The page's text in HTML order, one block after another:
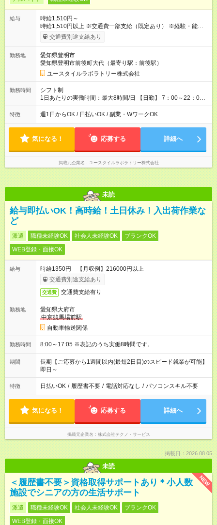
給与
時給1,510円～
時給1,510円以上 ※交通費一部支給（既定あり） ※経験・能力を
考慮して決定します 【収入例】 週1回勤務の場合：1,510円×8時
間×4回=4万8,320円 週3回勤務の場合：1,510円×8時間×12回
1,600円 【試用期間】試用期間あり 試用期間の長さ：2ヶ月
※ 雇用形態と給与に、本採用時と異なる部分があります。 雇用
形態：本採用時と同じです。 給与：時給 1,140円以上
交通費別途支給あり
勤務地
愛知県豊明市
愛知県豊明市前後町大代（最寄り駅：前後駅）
ユースタイルラボラトリー株式会社
勤務時間
シフト制
1日あたりの実働時間：最大8時間/日 【日勤】 7：00～22：00
の間で8時間勤務（休憩時間は法定通り） ※週1日～OK ／ 夜勤
なし ＊＊ 勤務時間例 ＊＊ ■8時から17時 ■9時から18時 ■10
定（毎週同じ曜日勤務）
特徴 週1日からOK / 日払いOK / 副業・WワークOK
気になる！ 応募する 詳細へ
掲載元企業名 ユースタイルラボラトリー株式会社
未読
給与即払いOK！高時給！土日休み！入出荷作業な
ど
派遣 職種未経験OK 社会人未経験OK
ブランクOK
WEB登録・面接OK
給与
時給1350円 【月収例】216000円以上
交通費別途支給あり
交通費 交通費支給有り
勤務地
愛知県大府市
中京競馬場前駅
自動車輸送関係
勤務時間 8:00～17:05 ※表記のうち実働8時間です。
期間
長期【ご応募から1週間以内(最短2日目)のスピード就業が可能】
即日～
特徴 日払いOK / 履歴書不要 / 電話対応なし / パソコンスキル不要
気になる！ 応募する 詳細へ
掲載元企業名 株式会社テクノ・サービス
掲載日：2026.08.05
未読
NEW
＜履歴書不要＞資格取得サポートあり＊小人数
施設でシニアの方の生活サポート
派遣 職種未経験OK 社会人未経験OK
ブランクOK
WEB登録・面接OK